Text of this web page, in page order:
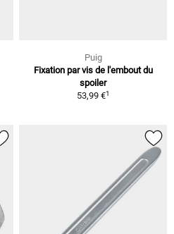
Puig
Fixation par vis de l'embout du
spoiler
53,99 €1